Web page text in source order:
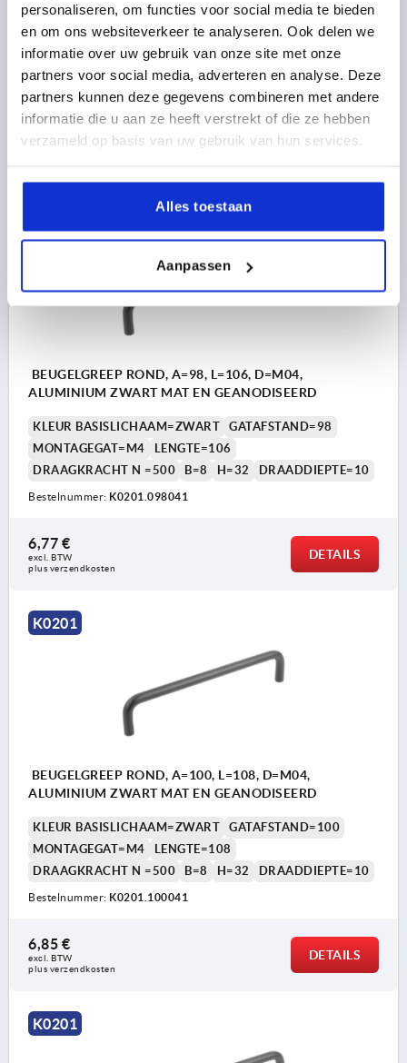
personaliseren, om functies voor social media te bieden
en om ons websiteverkeer te analyseren. Ook delen we
informatie over uw gebruik van onze site met onze
partners voor social media, adverteren en analyse. Deze
partners kunnen deze gegevens combineren met andere
informatie die u aan ze heeft verstrekt of die ze hebben
verzameld op basis van uw gebruik van hun services.
Alles toestaan
Aanpassen
KLEUR BASISLICHAAM=ZWART
GATAFSTAND=96
MONTAGEGAT=M4
LENGTE=104
DRAAGKRACHT N =500
H=32 DRAADDIEPTE=10
Bestelnummer:K0201.096041
6,77 €
BEUGELGREEP ROND, A=98, L=106, D=M04,
ALUMINIUM ZWART MAT EN GEANODISEERD
KLEUR BASISLICHAAM=ZWART
GATAFSTAND=98
MONTAGEGAT=M4
LENGTE=106
DRAAGKRACHT N =500
B=8 H=32 DRAADDIEPTE=10
Bestelnummer: K0201.098041
6,77 €
excl. BTW
plus verzendkosten
DETAILS
K0201
BEUGELGREEP ROND, A=100, L=108, D=M04,
ALUMINIUM ZWART MAT EN GEANODISEERD
KLEUR BASISLICHAAM=ZWART
GATAFSTAND=100
MONTAGEGAT=M4
LENGTE=108
DRAAGKRACHT N =500
B=8 H=32 DRAADDIEPTE=10
Bestelnummer: K0201.100041
6,85 €
excl. BTW
plus verzendkosten
DETAILS
K0201